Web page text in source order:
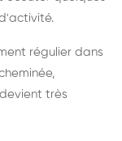
régulier dans
très